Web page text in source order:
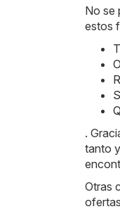
No se
estos
.
tanto
Otras